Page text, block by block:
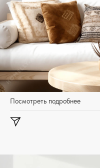
Посмотреть подробнее